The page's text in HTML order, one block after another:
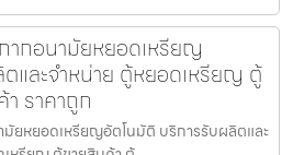
ากอนามัยหยอดเหรียญ​​​
และจำหน่าย ตู้หยอดเหรียญ ตู้
ราคาถูก
ยหยอดเหรียญ​​​อัตโนมัติ บริการรับผลิตและ